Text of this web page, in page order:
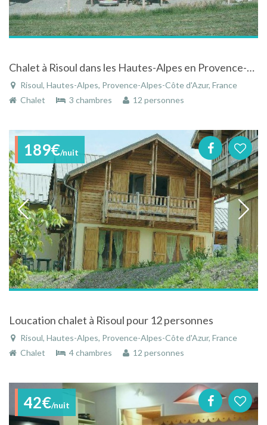
Chalet à Risoul dans les Hautes-Alpes en Provence-Alpes-Côte d'Azur avec vue dégagée sur le parc
Risoul, Hautes-Alpes, Provence-Alpes-Côte d'Azur, France
Chalet
3 chambres 12 personnes
189€/nuit
Loucation chalet à Risoul pour 12 personnes
Risoul, Hautes-Alpes, Provence-Alpes-Côte d'Azur, France
Chalet
4 chambres 12 personnes
42€/nuit